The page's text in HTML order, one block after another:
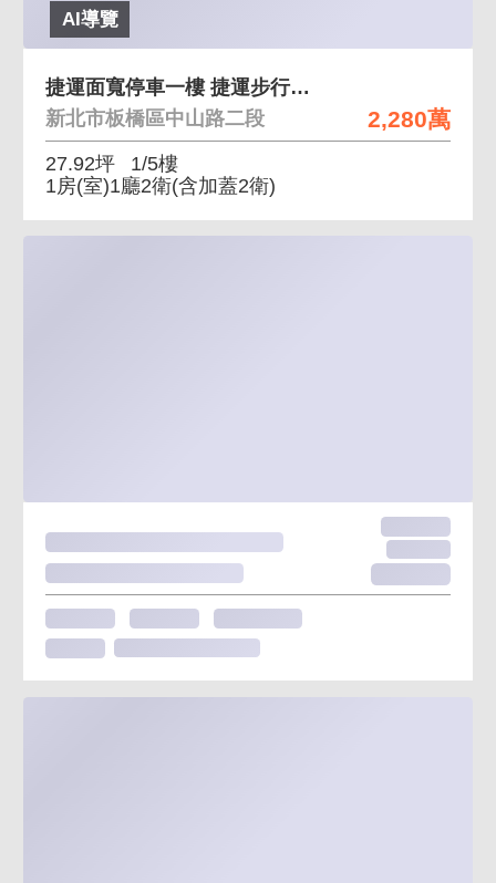
AI導覽
2,280萬
捷運面寬停車一樓 捷運步行約5分鐘，面寬約8米
新北市板橋區中山路二段
27.92坪
1/5樓
1房(室)1廳2衛(含加蓋2衛)